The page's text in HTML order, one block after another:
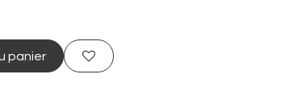
panier